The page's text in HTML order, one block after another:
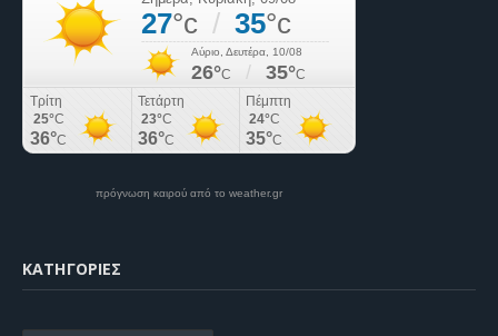
πρόγνωση καιρού από το weather.gr
KΑΤΗΓΟΡΊΕΣ